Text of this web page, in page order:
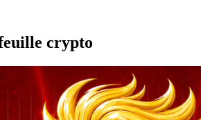
crypto